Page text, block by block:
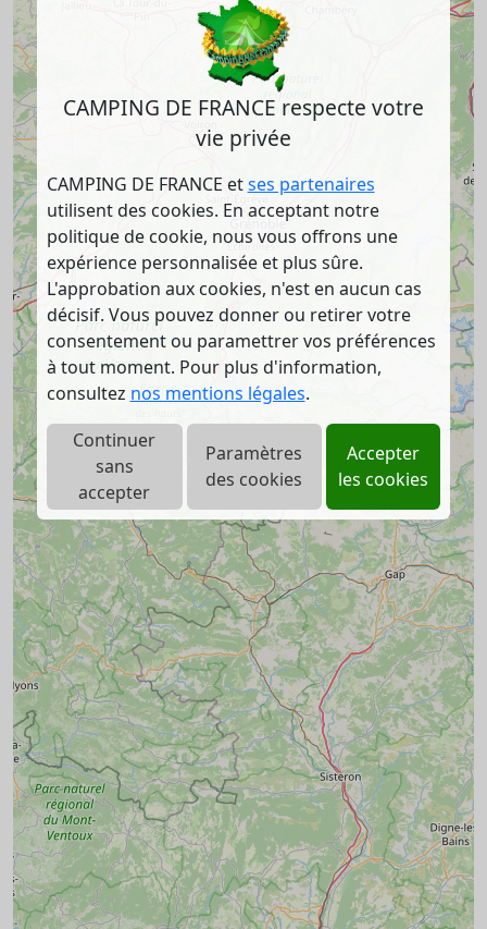
CAMPING DE FRANCE respecte votre
vie privée
CAMPING DE FRANCE etses partenaires
utilisent des cookies. En acceptant notre
politique de cookie, nous vous offrons une
expérience personnalisée et plus sûre.
L'approbation aux cookies, n'est en aucun cas
décisif. Vous pouvez donner ou retirer votre
consentement ou paramettrer vos préférences
à tout moment. Pour plus d'information,
consultez nos mentions légales.
Continuer
sans
accepter
Paramètres
des cookies
Accepter
les cookies